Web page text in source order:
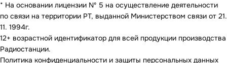
* На основании лицензии Nº 5 на осуществление деятельности
по связи на территории РТ, выданной Министерством связи от 21.
11. 1994г.
12+ возрастной идентификатор для всей продукции производства
Радиостанции.
Политика конфиденциальности и защиты персональных данных